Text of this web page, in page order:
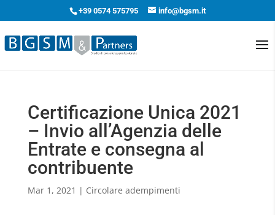
+39 0574 575795 info@bgsm.it
Certificazione Unica 2021
– Invio all’Agenzia delle
Entrate e consegna al
contribuente
Mar 1, 2021 | Circolare adempimenti